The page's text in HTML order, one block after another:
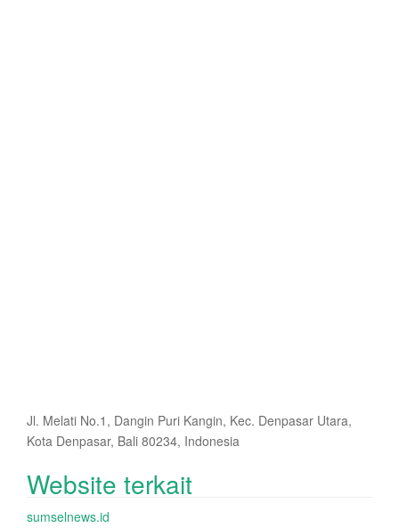
Jl. Melati No.1, Dangin Puri Kangin, Kec. Denpasar Utara,
Kota Denpasar, Bali 80234, Indonesia
Website terkait
sumselnews.id